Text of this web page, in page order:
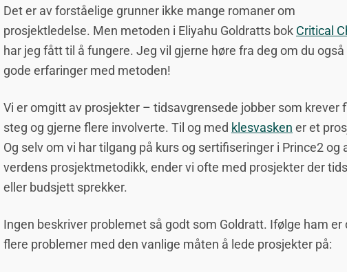
Det er av forståelige grunner ikke mange romaner om
prosjektledelse. Men metoden i Eliyahu Goldratts bok Critical
har jeg fått til å fungere. Jeg vil gjerne høre fra deg om du også
gode erfaringer med metoden!
Vi er omgitt av prosjekter – tidsavgrensede jobber som krever
steg og gjerne flere involverte. Til og med klesvasken er et
Og selv om vi har tilgang på kurs og sertifiseringer i Prince2 og
verdens prosjektmetodikk, ender vi ofte med prosjekter der
eller budsjett sprekker.
Ingen beskriver problemet så godt som Goldratt. Ifølge ham er
flere problemer med den vanlige måten å lede prosjekter på: